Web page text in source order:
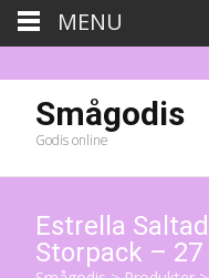
Smågodis
Godis online
Estrella
Storpack – 27
MENU